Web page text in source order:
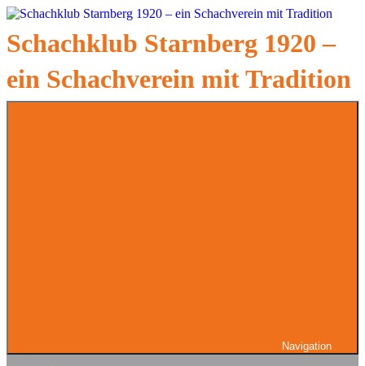
Zum
springen
Schachklub Starnberg 1920 –
ein Schachverein mit Tradition
Navigation